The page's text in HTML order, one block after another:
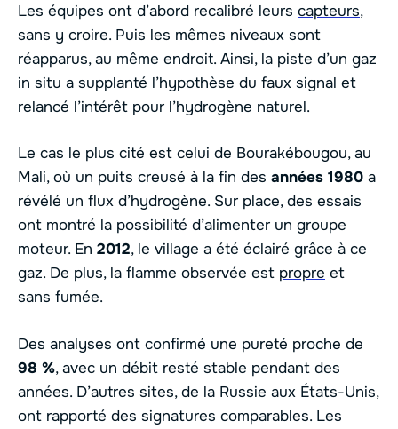
Les équipes ont d’abord recalibré leurs capteurs,
sans y croire. Puis les mêmes niveaux sont
réapparus, au même endroit. Ainsi, la piste d’un gaz
in situ a supplanté l’hypothèse du faux signal et
relancé l’intérêt pour l’hydrogène naturel.
Le cas le plus cité est celui de Bourakébougou, au
Mali, où un puits creusé à la fin des années 1980 a
révélé un flux d’hydrogène. Sur place, des essais
ont montré la possibilité d’alimenter un groupe
moteur. En 2012, le village a été éclairé grâce à ce
gaz. De plus, la flamme observée est propre et
sans fumée.
Des analyses ont confirmé une pureté proche de
98 %, avec un débit resté stable pendant des
années. D’autres sites, de la Russie aux États-Unis,
ont rapporté des signatures comparables. Les